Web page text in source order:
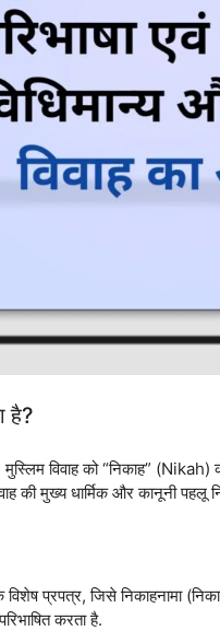
है?
विवाह को “निकाह” (Nikah)
की मुख्य धार्मिक और कानूनी पहलू
विशेष प्रपत्र, जिसे निकाहनामा
करता है.